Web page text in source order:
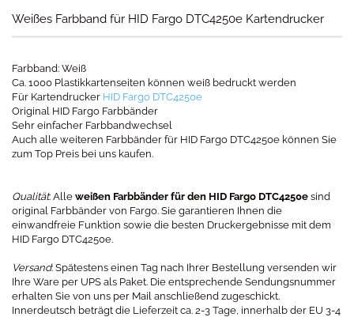
Weißes Farbband für HID Fargo DTC4250e Kartendrucker
Farbband: Weiß
Ca. 1000 Plastikkartenseiten können weiß bedruckt werden
Für Kartendrucker HID Fargo DTC4250e
Original HID Fargo Farbbänder
Sehr einfacher Farbbandwechsel
Auch alle weiteren Farbbänder für HID Fargo DTC4250e können Sie
zum Top Preis bei uns kaufen.
Qualität: Alle weißen Farbbänder für den HID Fargo DTC4250e sind
original Farbbänder von Fargo. Sie garantieren Ihnen die
einwandfreie Funktion sowie die besten Druckergebnisse mit dem
HID Fargo DTC4250e.
Versand: Spätestens einen Tag nach Ihrer Bestellung versenden wir
Ihre Ware per UPS als Paket. Die entsprechende Sendungsnummer
erhalten Sie von uns per Mail anschließend zugeschickt.
Innerdeutsch beträgt die Lieferzeit ca. 2-3 Tage, innerhalb der EU 3-4